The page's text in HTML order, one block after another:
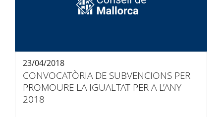
CONVOCATÒRIA DE SUBVENCIONS PER
PROMOURE LA IGUALTAT PER A L’ANY
2018
23/04/2018